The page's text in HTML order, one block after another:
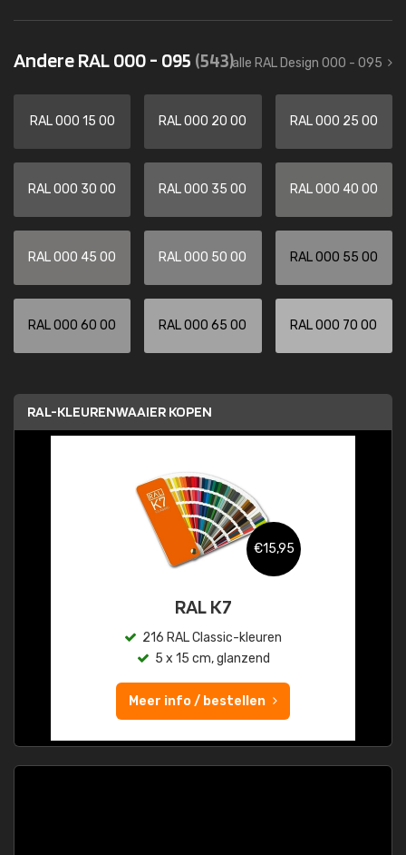
Andere RAL 000 - 095 (543)alle RAL Design 000 - 095
RAL 000 15 00 RAL 000 20 00 RAL 000 25 00
RAL 000 30 00 RAL 000 35 00 RAL 000 40 00
RAL 000 45 00 RAL 000 50 00 RAL 000 55 00
RAL 000 60 00 RAL 000 65 00 RAL 000 70 00
RAL-KLEURENWAAIER KOPEN
€15,95
RAL K7
216 RAL Classic-kleuren
5 x 15 cm, glanzend
Meer info / bestellen